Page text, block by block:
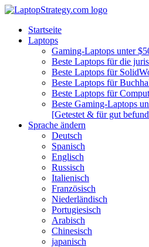
Startseite
Laptops
Gaming-Laptops unter
Beste Laptops für die
Beste Laptops für
Beste Laptops für
Beste Laptops für
Beste Gaming-Laptops
[Getestet & für gut
Sprache ändern
Deutsch
Spanisch
Englisch
Russisch
Italienisch
Französisch
Niederländisch
Portugiesisch
Arabisch
Chinesisch
japanisch